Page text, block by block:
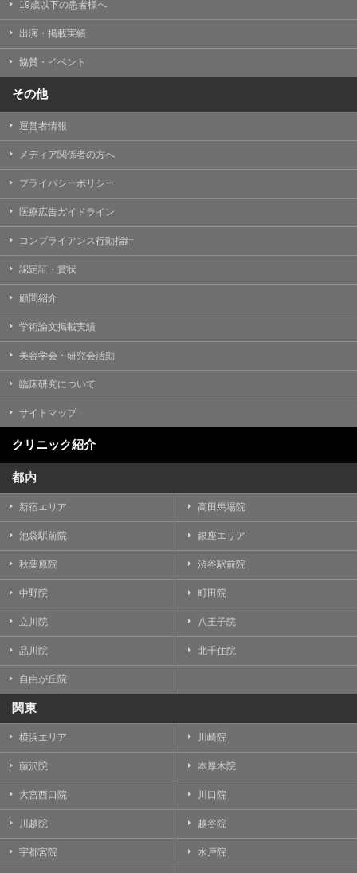
19歳以下の患者様へ
出演・掲載実績
協賛・イベント
その他
運営者情報
メディア関係者の方へ
プライバシーポリシー
医療広告ガイドライン
コンプライアンス行動指針
認定証・賞状
顧問紹介
学術論文掲載実績
美容学会・研究会活動
臨床研究について
サイトマップ
クリニック紹介
都内
新宿エリア 高田馬場院
池袋駅前院 銀座エリア
秋葉原院 渋谷駅前院
中野院 町田院
立川院 八王子院
品川院 北千住院
自由が丘院
関東
横浜エリア 川崎院
藤沢院 本厚木院
大宮西口院 川口院
川越院 越谷院
宇都宮院 水戸院